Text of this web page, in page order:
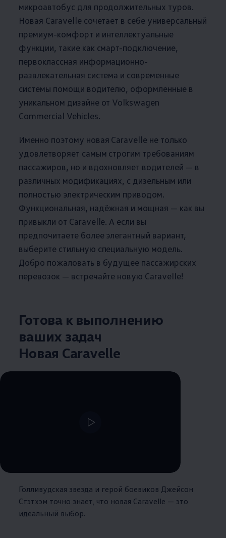
микроавтобус для продолжительных туров.
Новая Caravelle сочетает в себе универсальный
премиум-комфорт и интеллектуальные
функции, такие как смарт-подключение,
первоклассная информационно-
развлекательная система и современные
системы помощи водителю, оформленные в
уникальном дизайне от Volkswagen
Commercial Vehicles.
Именно поэтому новая Caravelle не только
удовлетворяет самым строгим требованиям
пассажиров, но и вдохновляет водителей — в
различных модификациях, с дизельным или
полностью электрическим приводом.
Функциональная, надёжная и мощная — как вы
привыкли от Caravelle. А если вы
предпочитаете более элегантный вариант,
выберите стильную специальную модель.
Добро пожаловать в будущее пассажирских
перевозок — встречайте новую Caravelle!
Готова к выполнению
ваших задач
Новая Caravelle
Remaining time, --:--
Голливудская звезда и герой боевиков Джейсон
Стэтхэм точно знает, что новая Caravelle — это
идеальный выбор.